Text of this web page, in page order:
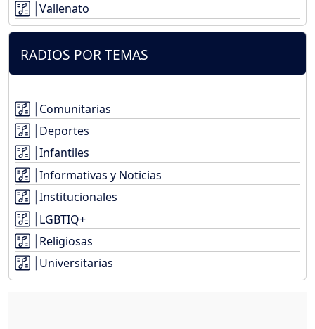
Vallenato
RADIOS POR TEMAS
Comunitarias
Deportes
Infantiles
Informativas y Noticias
Institucionales
LGBTIQ+
Religiosas
Universitarias